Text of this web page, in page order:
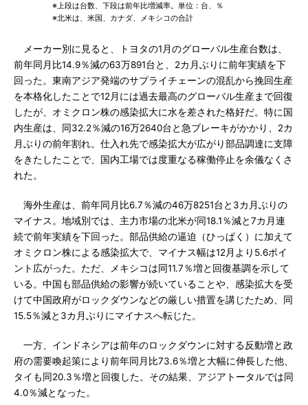
※上段は台数、下段は前年比増減率。単位：台、％
※北米は、米国、カナダ、メキシコの合計
メーカー別に見ると、トヨタの1月のグローバル生産台数は、
前年同月比14.9％減の63万891台と、2カ月ぶりに前年実績を下
回った。東南アジア発端のサプライチェーンの混乱から挽回生産
を本格化したことで12月には過去最高のグローバル生産まで回復
したが、オミクロン株の感染拡大に水を差された格好だ。特に国
内生産は、同32.2％減の16万2640台と急ブレーキがかかり、2カ
月ぶりの前年割れ。仕入れ先で感染拡大が広がり部品調達に支障
をきたしたことで、国内工場では度重なる稼働停止を余儀なくさ
れた。
海外生産は、前年同月比6.7％減の46万8251台と3カ月ぶりの
マイナス。地域別では、主力市場の北米が同18.1％減と7カ月連
続で前年実績を下回った。部品供給の逼迫（ひっぱく）に加えて
オミクロン株による感染拡大で、マイナス幅は12月より5.6ポイ
ント広がった。ただ、メキシコは同11.7％増と回復基調を示して
いる。中国も部品供給の影響が続いていることや、感染拡大を受
けて中国政府がロックダウンなどの厳しい措置を講じたため、同
15.5％減と3カ月ぶりにマイナスへ転じた。
一方、インドネシアは前年のロックダウンに対する反動増と政
府の需要喚起策により前年同月比73.6％増と大幅に伸長した他、
タイも同20.3％増と回復した。その結果、アジアトータルでは同
4.0％減となった。